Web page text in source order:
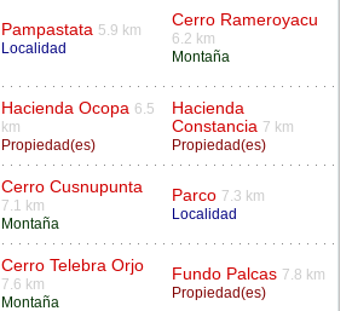
Pampastata 5.9 km
Localidad
Cerro Rameroyacu
6.2 km
Montaña
Hacienda Ocopa 6.5
km
Propiedad(es)
Hacienda
Constancia 7 km
Propiedad(es)
Cerro Cusnupunta
7.1 km
Montaña
Parco 7.3 km
Localidad
Cerro Telebra Orjo
7.6 km
Montaña
Fundo Palcas 7.8 km
Propiedad(es)